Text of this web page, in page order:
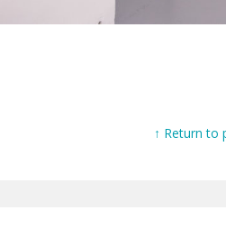
↑ Return to